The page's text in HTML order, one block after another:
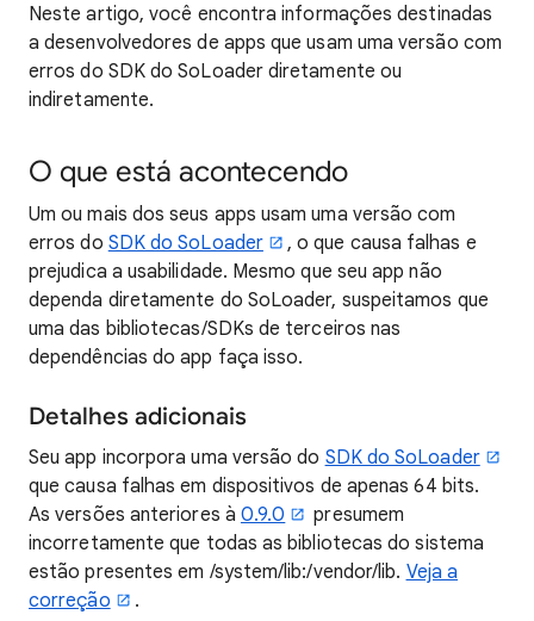
Neste artigo, você encontra informações destinadas
a desenvolvedores de apps que usam uma versão com
erros do SDK do SoLoader diretamente ou
indiretamente.
O que está acontecendo
Um ou mais dos seus apps usam uma versão com
erros do SDK do SoLoader
, o que causa falhas e
prejudica a usabilidade. Mesmo que seu app não
dependa diretamente do SoLoader, suspeitamos que
uma das bibliotecas/SDKs de terceiros nas
dependências do app faça isso.
Detalhes adicionais
Seu app incorpora uma versão do SDK do SoLoader
que causa falhas em dispositivos de apenas 64 bits.
As versões anteriores à 0.9.0
presumem
incorretamente que todas as bibliotecas do sistema
estão presentes em /system/lib:/vendor/lib. Veja a
correção
.